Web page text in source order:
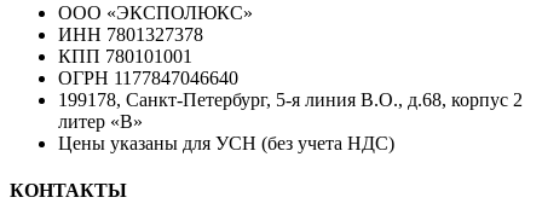
ООО «ЭКСПОЛЮКС»
ИНН 7801327378
КПП 780101001
ОГРН 1177847046640
199178, Санкт-Петербург, 5-я линия В.О., д.68, корпус 2
литер «В»
Цены указаны для УСН (без учета НДС)
КОНТАКТЫ